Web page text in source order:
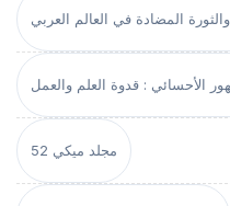
المضادة في العالم العربي
الأحسائي : قدوة العلم والعمل
مجلد ميكي 52